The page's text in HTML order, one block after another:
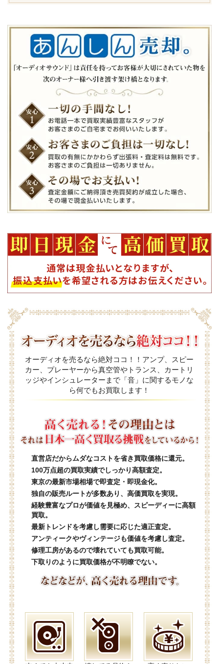
オーディオを売るなら絶対ココ！！アンプ、スピー
カー、プレーヤーから真空管やトランス、カートリ
ッジやインシュレーターまで「音」に関するモノな
ら何でもお買取します！
直営店だからムダなコストを省き買取価格に還元。
100万点超の買取実績でしっかり高額査定。
東京の最新市場相場で即査定・即現金化。
独自の販売ルートが多数あり、高価買取を実現。
経験豊富なプロが価値を見極め、スピーディーに高額
買取。
最新トレンドを考慮し需要に応じた適正査定。
アンティークやヴィンテージも価値を考慮し査定。
修理工房があるので壊れていても買取可能。
下取りのように買取価格が不明瞭でない。